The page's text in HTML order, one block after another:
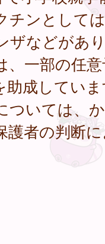
チンとして
ザなどがあ
、一部の任
助成してい
ついては、
護者の判断